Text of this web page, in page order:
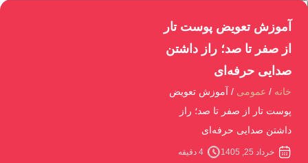
آموزش تعویض پوست تار
از صفر تا صد؛ راز داشتن
صدایی حرفه‌ای
خانه عمومی
آموزش تعویض
پوست تار از صفر تا صد؛ راز
داشتن صدایی حرفه‌ای
خرداد 25, 1405 4 دقیقه